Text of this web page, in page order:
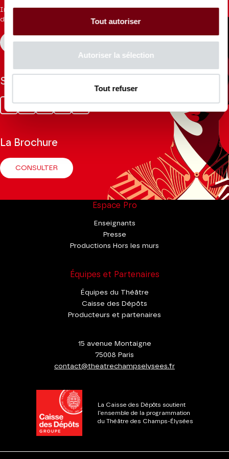
Tout autoriser
Autoriser la sélection
Tout refuser
Inscrivez-vous à la newsletter pour recevoir les informations
du Théâtre.
S'INSCRIRE
Suivez-nous
FacebookInstagram
Tik
Tok
YoutubeLinkedin
La Brochure
CONSULTER
Espace Pro
Enseignants
Presse
Productions Hors les murs
Équipes et Partenaires
Équipes du Théâtre
Caisse des Dépôts
Producteurs et partenaires
15 avenue Montaigne
75008 Paris
contact@theatrechampselysees.fr
La Caisse des Dépôts soutient
l'ensemble de la programmation
du Théâtre des Champs-Élysées